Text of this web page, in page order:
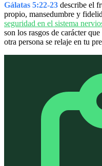
Gálatas 5:22-23 describe el
propio, mansedumbre y
seguridad en el sistema
son los rasgos de carácter
otra persona se relaje en tu